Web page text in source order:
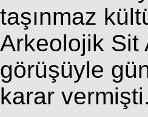
taşınmaz
Arkeolojik Sit
görüşüyle
karar vermişti.